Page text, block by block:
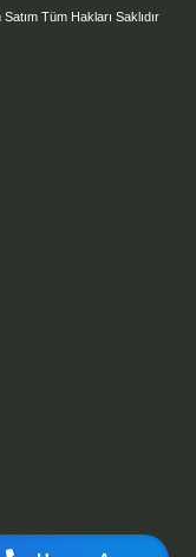
Tüm Hakları Saklıdır